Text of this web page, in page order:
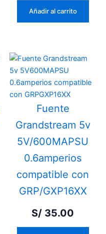
Añadir al carrito
Fuente
Grandstream 5v
5V/600MAPSU
0.6amperios
compatible con
GRP/GXP16XX
S/ 35.00